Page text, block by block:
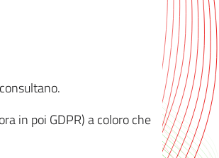
in poi GDPR) a coloro che